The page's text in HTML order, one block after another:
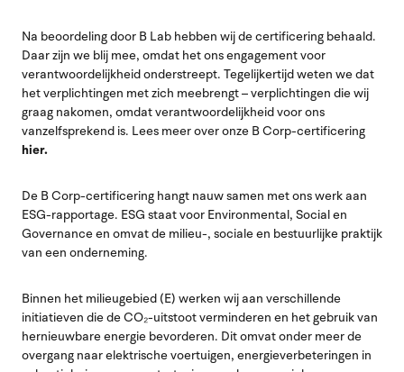
Na beoordeling door B Lab hebben wij de certificering behaald.
Daar zijn we blij mee, omdat het ons engagement voor
verantwoordelijkheid onderstreept. Tegelijkertijd weten we dat
het verplichtingen met zich meebrengt – verplichtingen die wij
graag nakomen, omdat verantwoordelijkheid voor ons
vanzelfsprekend is. Lees meer over onze B Corp-certificering
hier.
De B Corp-certificering hangt nauw samen met ons werk aan
ESG-rapportage. ESG staat voor Environmental, Social en
Governance en omvat de milieu-, sociale en bestuurlijke praktijk
van een onderneming.
Binnen het milieugebied (E) werken wij aan verschillende
initiatieven die de CO₂-uitstoot verminderen en het gebruik van
hernieuwbare energie bevorderen. Dit omvat onder meer de
overgang naar elektrische voertuigen, energieverbeteringen in